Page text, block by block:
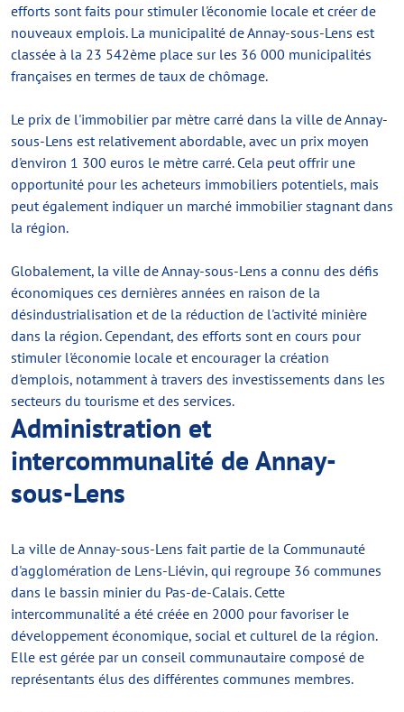
efforts sont faits pour stimuler l'économie locale et créer de
nouveaux emplois. La municipalité de Annay-sous-Lens est
classée à la 23 542ème place sur les 36 000 municipalités
françaises en termes de taux de chômage.
Le prix de l'immobilier par mètre carré dans la ville de Annay-
sous-Lens est relativement abordable, avec un prix moyen
d'environ 1 300 euros le mètre carré. Cela peut offrir une
opportunité pour les acheteurs immobiliers potentiels, mais
peut également indiquer un marché immobilier stagnant dans
la région.
Globalement, la ville de Annay-sous-Lens a connu des défis
économiques ces dernières années en raison de la
désindustrialisation et de la réduction de l'activité minière
dans la région. Cependant, des efforts sont en cours pour
stimuler l'économie locale et encourager la création
d'emplois, notamment à travers des investissements dans les
secteurs du tourisme et des services.
Administration et
intercommunalité de Annay-
sous-Lens
La ville de Annay-sous-Lens fait partie de la Communauté
d'agglomération de Lens-Liévin, qui regroupe 36 communes
dans le bassin minier du Pas-de-Calais. Cette
intercommunalité a été créée en 2000 pour favoriser le
développement économique, social et culturel de la région.
Elle est gérée par un conseil communautaire composé de
représentants élus des différentes communes membres.